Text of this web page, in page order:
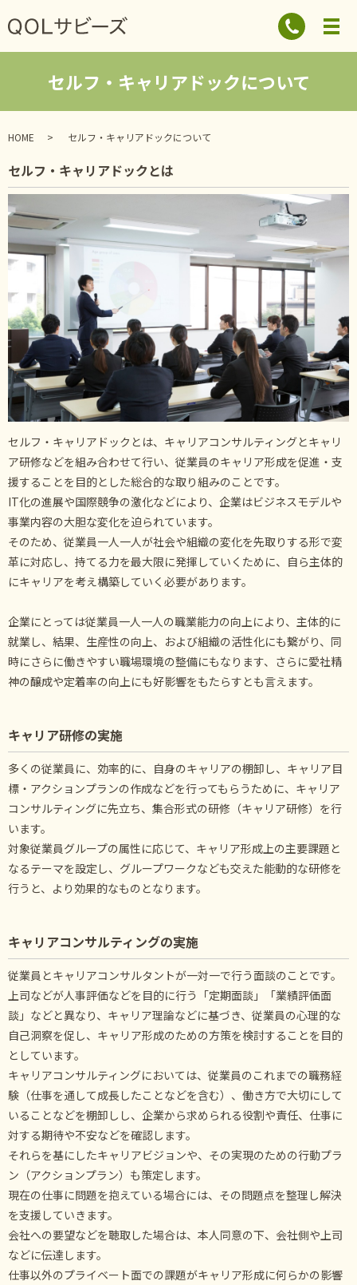
セルフ・キャリアドックについて
HOME セルフ・キャリアドックについて
セルフ・キャリアドックとは
セルフ・キャリアドックとは、キャリアコンサルティングとキャリ
ア研修などを組み合わせて行い、従業員のキャリア形成を促進・支
援することを目的とした総合的な取り組みのことです。
IT化の進展や国際競争の激化などにより、企業はビジネスモデルや
事業内容の大胆な変化を迫られています。
そのため、従業員一人一人が社会や組織の変化を先取りする形で変
革に対応し、持てる力を最大限に発揮していくために、自ら主体的
にキャリアを考え構築していく必要があります。
企業にとっては従業員一人一人の職業能力の向上により、主体的に
就業し、結果、生産性の向上、および組織の活性化にも繋がり、同
時にさらに働きやすい職場環境の整備にもなります、さらに愛社精
神の醸成や定着率の向上にも好影響をもたらすとも言えます。
キャリア研修の実施
多くの従業員に、効率的に、自身のキャリアの棚卸し、キャリア目
標・アクションプランの作成などを行ってもらうために、キャリア
コンサルティングに先立ち、集合形式の研修（キャリア研修）を行
います。
対象従業員グループの属性に応じて、キャリア形成上の主要課題と
なるテーマを設定し、グループワークなども交えた能動的な研修を
行うと、より効果的なものとなります。
キャリアコンサルティングの実施
従業員とキャリアコンサルタントが一対一で行う面談のことです。
上司などが人事評価などを目的に行う「定期面談」「業績評価面
談」などと異なり、キャリア理論などに基づき、従業員の心理的な
自己洞察を促し、キャリア形成のための方策を検討することを目的
としています。
キャリアコンサルティングにおいては、従業員のこれまでの職務経
験（仕事を通して成長したことなどを含む）、働き方で大切にして
いることなどを棚卸しし、企業から求められる役割や責任、仕事に
対する期待や不安などを確認します。
それらを基にしたキャリアビジョンや、その実現のための行動プラ
ン（アクションプラン）も策定します。
現在の仕事に問題を抱えている場合には、その問題点を整理し解決
を支援していきます。
会社への要望などを聴取した場合は、本人同意の下、会社側や上司
などに伝達します。
仕事以外のプライベート面での課題がキャリア形成に何らかの影響